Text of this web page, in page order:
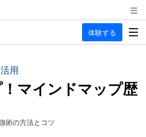
体験する
EdrawMax
用
マインドマップ歴
術の方法とコツ